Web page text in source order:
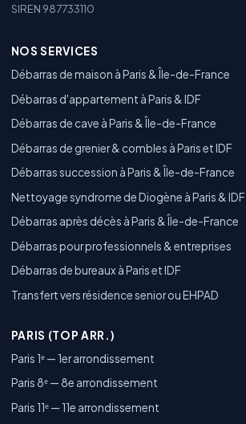
SIREN 987733110
NOS SERVICES
Débarras de maison à Paris & Île-de-France
Débarras d'appartement à Paris & IDF
Débarras de cave à Paris & Île-de-France
Débarras de grenier & combles à Paris et IDF
Débarras succession à Paris & Île-de-France
Nettoyage syndrome de Diogène à Paris & IDF
Débarras après décès à Paris & Île-de-France
Débarras pour professionnels & entreprises
Débarras de bureaux à Paris et IDF
Transfert vers résidence senior ou EHPAD
PARIS (TOP ARR.)
Paris 1ᵉ — 1er arrondissement
Paris 8ᵉ — 8e arrondissement
Paris 11ᵉ — 11e arrondissement